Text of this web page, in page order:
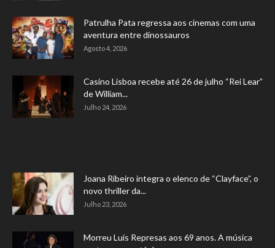
Patrulha Pata regressa aos cinemas com uma
aventura entre dinossauros
Agosto 4, 2026
Casino Lisboa recebe até 26 de julho “Rei Lear”
de William...
Julho 24, 2026
Joana Ribeiro integra o elenco de “Clayface”, o
novo thriller da...
Julho 23, 2026
Morreu Luís Represas aos 69 anos. A música